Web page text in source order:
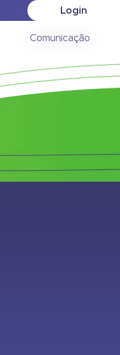
Login
Comunicação